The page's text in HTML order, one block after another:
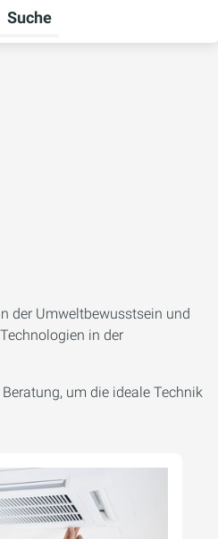
umschalten
Untermenü für Ratgeber
Suche
der Umweltbewusstsein und
in der
um die ideale Technik